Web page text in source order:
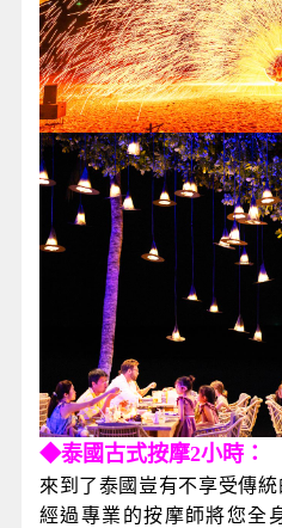
◆泰國古式按摩2小時：
來到了泰國豈有不享受傳
經過專業的按摩師將您全